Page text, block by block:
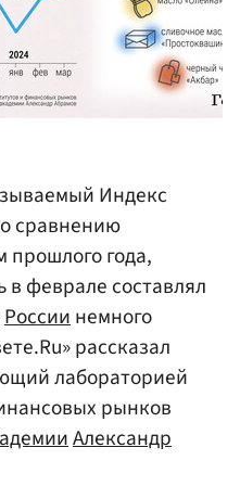
Индекс
сравнению
года,
в феврале составлял
Россиинемного
рассказал
лабораторией
рынков
Александр